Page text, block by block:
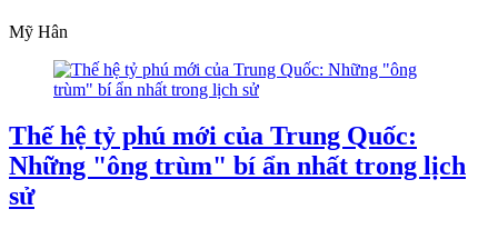
Mỹ Hân
Thế hệ tỷ phú mới của Trung Quốc:
Những "ông trùm" bí ẩn nhất trong lịch
sử